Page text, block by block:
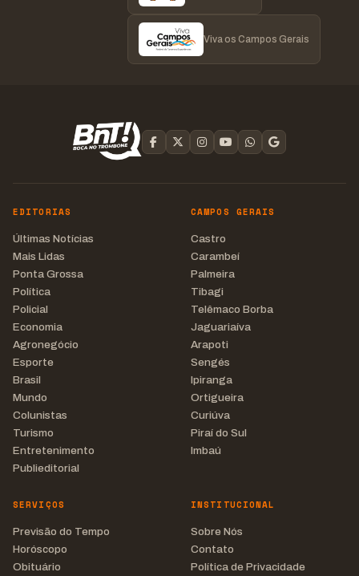
Viva os Campos Gerais
EDITORIAS
Últimas Notícias
Mais Lidas
Ponta Grossa
Política
Policial
Economia
Agronegócio
Esporte
Brasil
Mundo
Colunistas
Turismo
Entretenimento
Publieditorial
CAMPOS GERAIS
Castro
Carambeí
Palmeira
Tibagi
Telêmaco Borba
Jaguariaíva
Arapoti
Sengés
Ipiranga
Ortigueira
Curiúva
Piraí do Sul
Imbaú
SERVIÇOS
Previsão do Tempo
Horóscopo
Obituário
INSTITUCIONAL
Sobre Nós
Contato
Política de Privacidade